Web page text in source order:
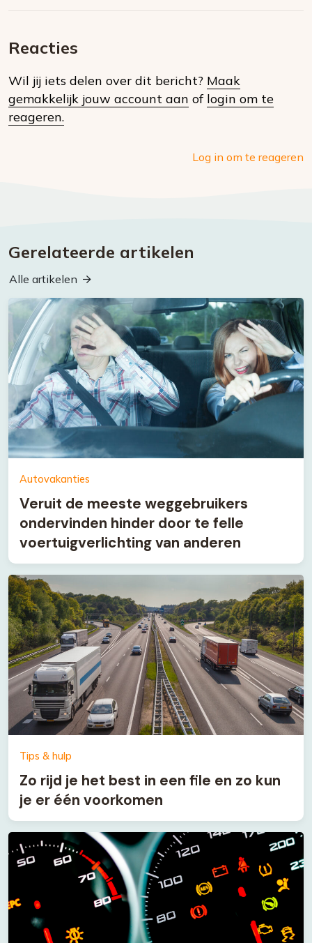
social
Reacties
Wil jij iets delen over dit bericht? Maak
gemakkelijk jouw account aan of login om te
reageren.
Log in om te reageren
Gerelateerde artikelen
Alle artikelen
Autovakanties
Veruit de meeste weggebruikers
ondervinden hinder door te felle
voertuigverlichting van anderen
Tips & hulp
Zo rijd je het best in een file en zo kun
je er één voorkomen